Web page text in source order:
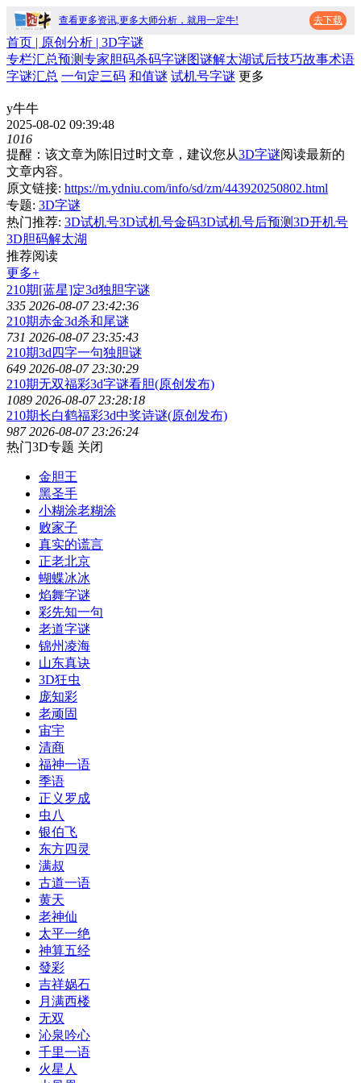
查看更多资讯,更多大师分析，就用一定牛! 去下载
首页 | 原创分析 | 3D字谜
专栏汇总预测专家胆码杀码字谜图谜解太湖试后技巧故事术语
字谜汇总 一句定三码 和值谜 试机号字谜 更多
y牛牛
2025-08-02 09:39:48
1016
提醒：该文章为陈旧过时文章，建议您从3D字谜阅读最新的
文章内容。
原文链接: https://m.ydniu.com/info/sd/zm/443920250802.html
专题: 3D字谜
热门推荐: 3D试机号3D试机号金码3D试机号后预测3D开机号
3D胆码解太湖
推荐阅读
更多+
210期[蓝星]定3d独胆字谜
335 2026-08-07 23:42:36
210期赤金3d杀和尾谜
731 2026-08-07 23:35:43
210期3d四字一句独胆谜
649 2026-08-07 23:30:29
210期无双福彩3d字谜看胆(原创发布)
1089 2026-08-07 23:28:18
210期长白鹤福彩3d中奖诗谜(原创发布)
987 2026-08-07 23:26:24
热门3D专题 关闭
金胆王
黑圣手
小糊涂老糊涂
败家子
真实的谎言
正老北京
蝴蝶冰冰
焰舞字谜
彩先知一句
老道字谜
锦州凌海
山东真诀
3D狂虫
庞知彩
老顽固
宙宇
清商
福神一语
季语
正义罗成
虫八
银伯飞
东方四灵
满叔
古道一语
黄天
老神仙
太平一绝
神算五经
發彩
吉祥娲石
月满西楼
无双
沁泉吟心
千里一语
火星人